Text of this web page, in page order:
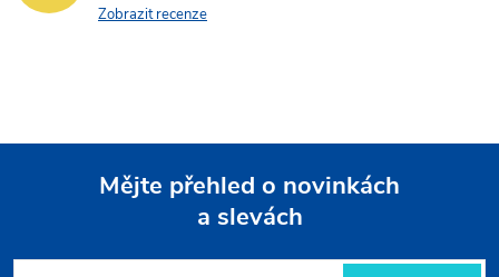
Zobrazit recenze
Mějte přehled o novinkách
a slevách